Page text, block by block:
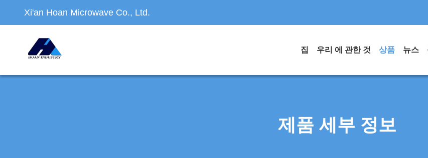
Xi'an Hoan Microwave Co., Ltd.
집 우리 에 관한 것 상품 뉴스
제품 세부 정보